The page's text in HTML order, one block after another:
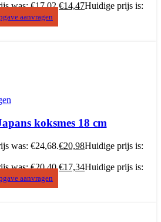
was: €17,02.€14,47Huidige prijs is:
aanvragen
koksmes 18 cm
was: €24,68.€20,98Huidige prijs is:
was: €20,40.€17,34Huidige prijs is:
aanvragen